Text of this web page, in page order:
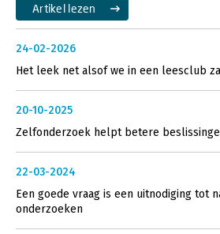
Artikel lezen
24-02-2026
Het leek net alsof we in een leesclub
20-10-2025
Zelfonderzoek helpt betere
22-03-2024
Een goede vraag is een uitnodiging tot
onderzoeken